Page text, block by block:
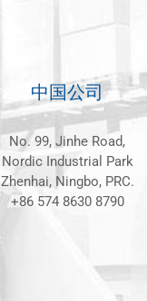
中国公司
No. 99, Jinhe Road,
Nordic Industrial Park
Zhenhai, Ningbo, PRC.
+86 574 8630 8790